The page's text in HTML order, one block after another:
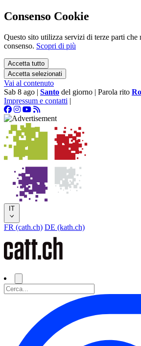
Consenso Cookie
Questo sito utilizza servizi di terze parti
consenso. Scopri di più
Accetta tutto
Accetta selezionati
Vai al contenuto
Sab 8 ago | Santo del giorno | Parola rito
Impressum e contatti |
IT
FR (cath.ch) DE (kath.ch)